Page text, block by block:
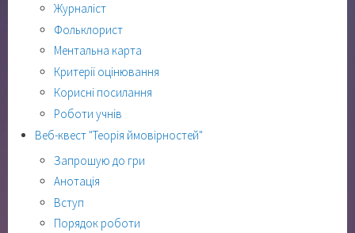
Журналіст
Фольклорист
Ментальна карта
Критерії оцінювання
Корисні посилання
Роботи учнів
Веб-квест "Теорія ймовірностей"
Запрошую до гри
Анотація
Вступ
Порядок роботи